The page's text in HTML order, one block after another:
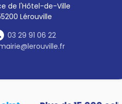
de l'Hôtel-de-Ville
Lérouville
03 29 91 06 22